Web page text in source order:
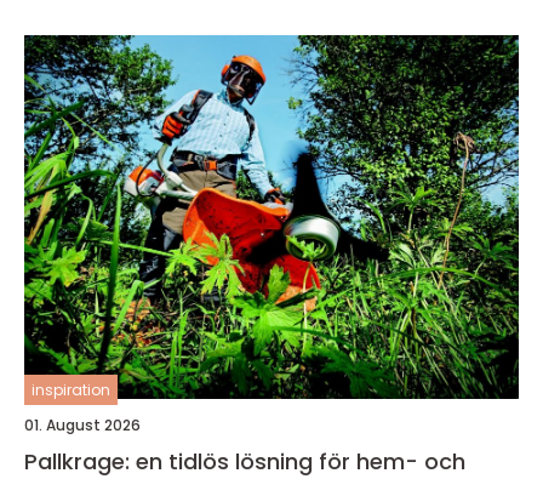
inspiration
01. August 2026
Pallkrage: en tidlös lösning för hem- och